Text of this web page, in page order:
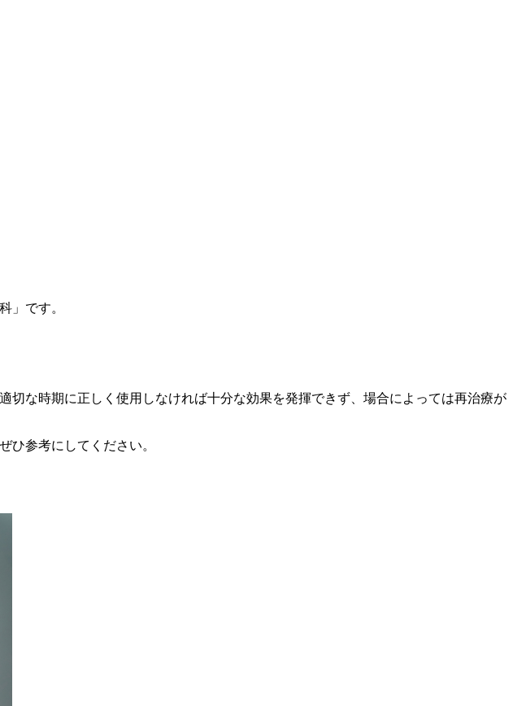
」です。
な時期に正しく使用しなければ十分な効果を発揮できず、場合によっては再治療が
ひ参考にしてください。